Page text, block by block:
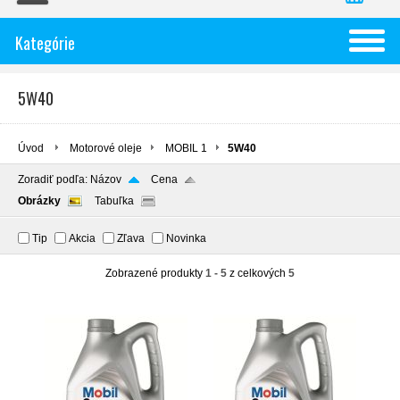
Kategórie
5W40
Úvod Motorové oleje MOBIL 1 5W40
Zoradiť podľa: Názov
Cena
Obrázky
Tabuľka
Tip Akcia Zľava Novinka
Zobrazené produkty 1 - 5 z celkových 5